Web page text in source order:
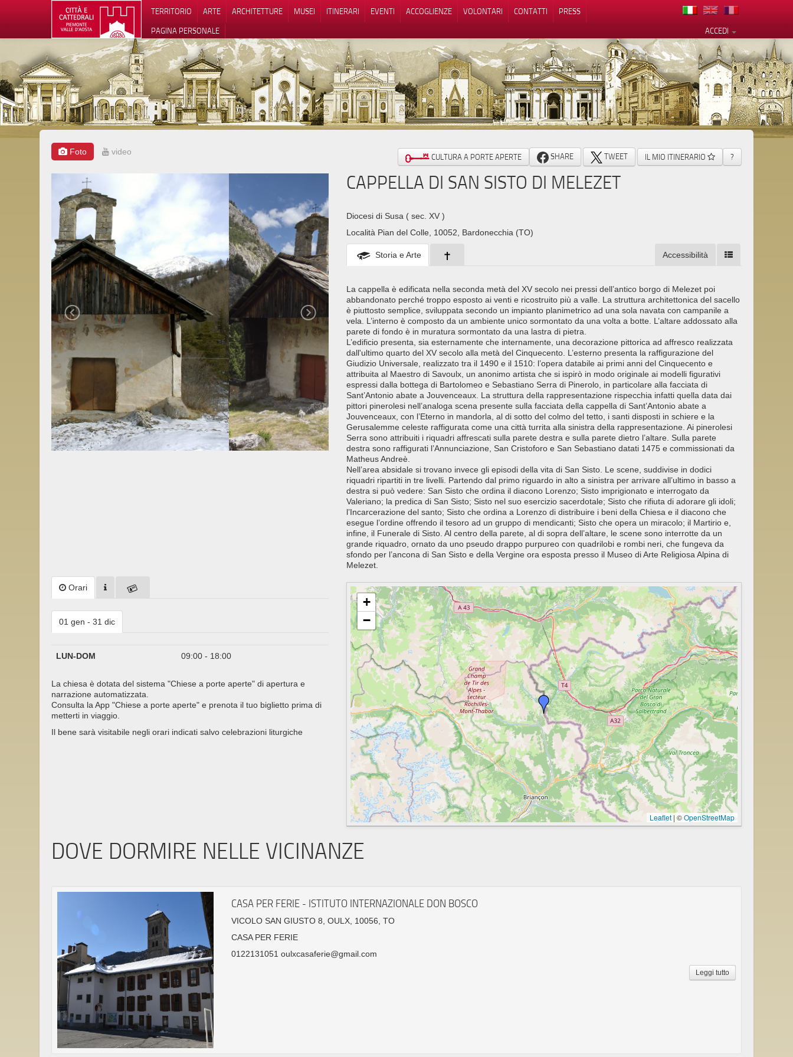
TERRITORIO ARTE ARCHITETTURE MUSEI ITINERARI EVENTI ACCOGLIENZE VOLONTARI CONTATTI
PRESS
ACCEDI
PAGINA PERSONALE
Foto video CULTURA A PORTE APERTE SHARE TWEET IL MIO ITINERARIO ?
CAPPELLA DI SAN SISTO DI MELEZET
Diocesi di Susa ( sec. XV )
Località Pian del Colle, 10052, Bardonecchia (TO)
Storia e Arte Accessibilità
La cappella è edificata nella seconda metà del XV secolo nei pressi dell’antico borgo di Melezet poi
abbandonato perché troppo esposto ai venti e ricostruito più a valle. La struttura architettonica del sacello
è piuttosto semplice, sviluppata secondo un impianto planimetrico ad una sola navata con campanile a
vela. L’interno è composto da un ambiente unico sormontato da una volta a botte. L’altare addossato alla
parete di fondo è in muratura sormontato da una lastra di pietra.
L’edificio presenta, sia esternamente che internamente, una decorazione pittorica ad affresco realizzata
dall'ultimo quarto del XV secolo alla metà del Cinquecento. L’esterno presenta la raffigurazione del
Giudizio Universale, realizzato tra il 1490 e il 1510: l’opera databile ai primi anni del Cinquecento e
attribuita al Maestro di Savoulx, un anonimo artista che si ispirò in modo originale ai modelli figurativi
espressi dalla bottega di Bartolomeo e Sebastiano Serra di Pinerolo, in particolare alla facciata di
Sant’Antonio abate a Jouvenceaux. La struttura della rappresentazione rispecchia infatti quella data dai
pittori pinerolesi nell’analoga scena presente sulla facciata della cappella di Sant’Antonio abate a
Jouvenceaux, con l’Eterno in mandorla, al di sotto del colmo del tetto, i santi disposti in schiere e la
Gerusalemme celeste raffigurata come una città turrita alla sinistra della rappresentazione. Ai pinerolesi
Serra sono attribuiti i riquadri affrescati sulla parete destra e sulla parete dietro l’altare. Sulla parete
destra sono raffigurati l’Annunciazione, San Cristoforo e San Sebastiano datati 1475 e commissionati da
Matheus Andreè.
Nell’area absidale si trovano invece gli episodi della vita di San Sisto. Le scene, suddivise in dodici
riquadri ripartiti in tre livelli. Partendo dal primo riguardo in alto a sinistra per arrivare all’ultimo in basso a
destra si può vedere: San Sisto che ordina il diacono Lorenzo; Sisto imprigionato e interrogato da
Valeriano; la predica di San Sisto; Sisto nel suo esercizio sacerdotale; Sisto che rifiuta di adorare gli idoli;
l’Incarcerazione del santo; Sisto che ordina a Lorenzo di distribuire i beni della Chiesa e il diacono che
esegue l’ordine offrendo il tesoro ad un gruppo di mendicanti; Sisto che opera un miracolo; il Martirio e,
infine, il Funerale di Sisto. Al centro della parete, al di sopra dell’altare, le scene sono interrotte da un
grande riquadro, ornato da uno pseudo drappo purpureo con quadrilobi e rombi neri, che fungeva da
sfondo per l’ancona di San Sisto e della Vergine ora esposta presso il Museo di Arte Religiosa Alpina di
Melezet.
Orari
01 gen - 31 dic
LUN-DOM 09:00 - 18:00
La chiesa è dotata del sistema "Chiese a porte aperte" di apertura e
narrazione automatizzata.
Consulta la App "Chiese a porte aperte" e prenota il tuo biglietto prima di
metterti in viaggio.
Il bene sarà visitabile negli orari indicati salvo celebrazioni liturgiche
+
−
Leaflet | ©OpenStreetMap
DOVE DORMIRE NELLE VICINANZE
CASA PER FERIE - ISTITUTO INTERNAZIONALE DON BOSCO
VICOLO SAN GIUSTO 8, OULX, 10056, TO
CASA PER FERIE
0122131051 oulxcasaferie@gmail.com
Leggi tutto
Le tue preferenze relative alla privacy